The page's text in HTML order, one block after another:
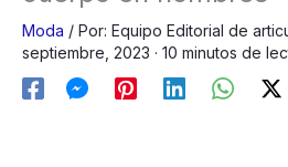
Moda / Por: Equipo Editorial de
septiembre, 2023 · 10 minutos de